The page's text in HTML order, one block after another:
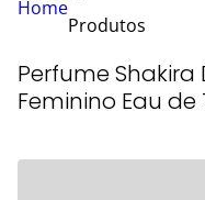
Home
Produtos
Perfume
Feminino Eau